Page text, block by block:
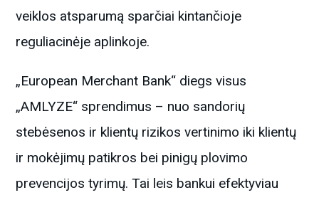
veiklos atsparumą sparčiai kintančioje
reguliacinėje aplinkoje.
„European Merchant Bank“ diegs visus
„AMLYZE“ sprendimus – nuo sandorių
stebėsenos ir klientų rizikos vertinimo iki klientų
ir mokėjimų patikros bei pinigų plovimo
prevencijos tyrimų. Tai leis bankui efektyviau